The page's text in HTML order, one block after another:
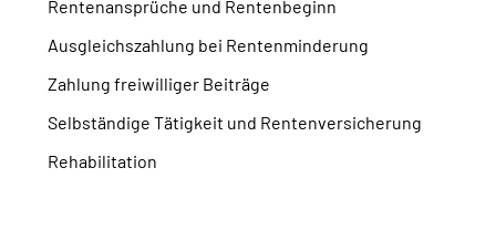
Rentenansprüche und Rentenbeginn
Ausgleichszahlung bei Rentenminderung
Zahlung freiwilliger Beiträge
Selbständige Tätigkeit und Rentenversicherung
Rehabilitation